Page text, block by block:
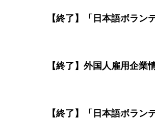
【終了】「日本語ボラ
【終了】外国人雇用企
【終了】「日本語ボラン